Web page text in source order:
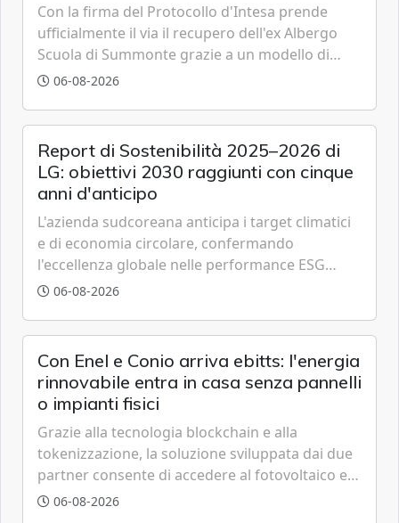
Con la firma del Protocollo d'Intesa prende
ufficialmente il via il recupero dell'ex Albergo
Scuola di Summonte grazie a un modello di
partenariato pubblico-privato e a una rete di
06-08-2026
Report di Sostenibilità 2025–2026 di
LG: obiettivi 2030 raggiunti con cinque
anni d'anticipo
L'azienda sudcoreana anticipa i target climatici
e di economia circolare, confermando
l'eccellenza globale nelle performance ESG
grazie a innovazione, accessibilità e governance
06-08-2026
Con Enel e Conio arriva ebitts: l'energia
rinnovabile entra in casa senza pannelli
o impianti fisici
Grazie alla tecnologia blockchain e alla
tokenizzazione, la soluzione sviluppata dai due
partner consente di accedere al fotovoltaico e
all'eolico ottenendo risparmi diretti in bolletta,
06-08-2026